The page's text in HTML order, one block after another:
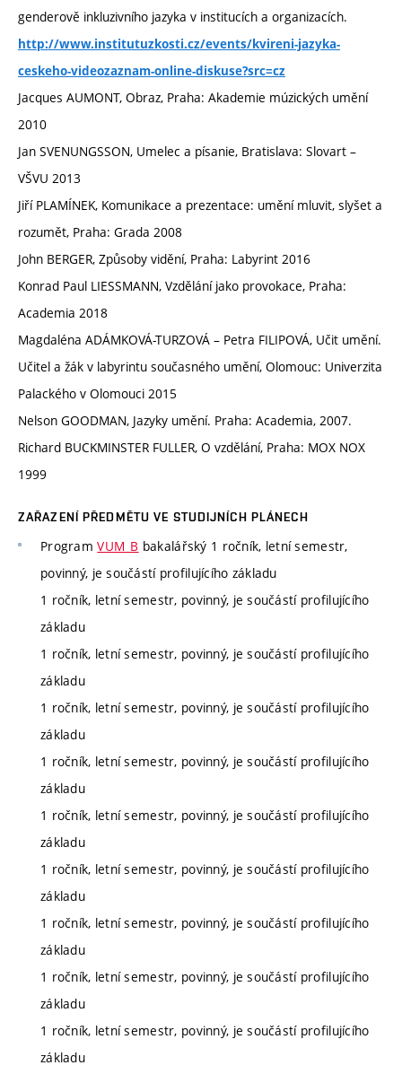
genderově inkluzivního jazyka v institucích a organizacích.
http://www.institutuzkosti.cz/events/kvireni-jazyka-
ceskeho-videozaznam-online-diskuse?src=cz
Jacques AUMONT, Obraz, Praha: Akademie múzických umění
2010
Jan SVENUNGSSON, Umelec a písanie, Bratislava: Slovart –
VŠVU 2013
Jiří PLAMÍNEK, Komunikace a prezentace: umění mluvit, slyšet a
rozumět, Praha: Grada 2008
John BERGER, Způsoby vidění, Praha: Labyrint 2016
Konrad Paul LIESSMANN, Vzdělání jako provokace, Praha:
Academia 2018
Magdaléna ADÁMKOVÁ-TURZOVÁ – Petra FILIPOVÁ, Učit umění.
Učitel a žák v labyrintu současného umění, Olomouc: Univerzita
Palackého v Olomouci 2015
Nelson GOODMAN, Jazyky umění. Praha: Academia, 2007.
Richard BUCKMINSTER FULLER, O vzdělání, Praha: MOX NOX
1999
ZAŘAZENÍ PŘEDMĚTU VE STUDIJNÍCH PLÁNECH
ProgramVUM_B bakalářský 1 ročník, letní semestr,
povinný, je součástí profilujícího základu
1 ročník, letní semestr, povinný, je součástí profilujícího
základu
1 ročník, letní semestr, povinný, je součástí profilujícího
základu
1 ročník, letní semestr, povinný, je součástí profilujícího
základu
1 ročník, letní semestr, povinný, je součástí profilujícího
základu
1 ročník, letní semestr, povinný, je součástí profilujícího
základu
1 ročník, letní semestr, povinný, je součástí profilujícího
základu
1 ročník, letní semestr, povinný, je součástí profilujícího
základu
1 ročník, letní semestr, povinný, je součástí profilujícího
základu
1 ročník, letní semestr, povinný, je součástí profilujícího
základu